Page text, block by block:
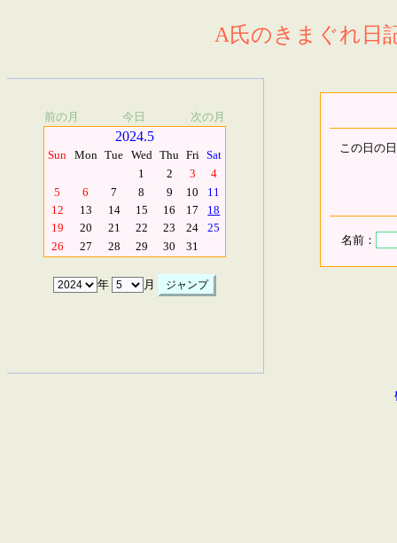
A氏のきまぐれ日
前の月 今日 次の月
2024.5
Sun Mon Tue Wed Thu Fri Sat
1
2 3
4
5
6 7 8 9 10
11
12
13 14 15 16 17
18
19
20 21 22 23 24
25
26
27 28 29 30 31
年 月
この日の
名前：